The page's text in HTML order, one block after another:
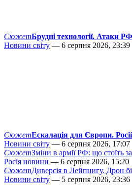
СюжетБрудні технології. Атаки
Новини світу — 6 серпня 2026, 23:39
СюжетЕскалація для Європи.
Новини світу — 6 серпня 2026, 17:07
СюжетЗміни в армії РФ: що стоїть
Росія новини — 6 серпня 2026, 15:20
СюжетДиверсія в Лейпцигу. Дрон
Новини світу — 5 серпня 2026, 23:36